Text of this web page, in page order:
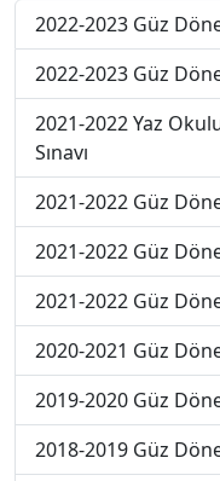
2022-2023 Güz
2022-2023 Güz
2021-2022 Yaz
Sınavı
2021-2022 Güz
2021-2022 Güz
2021-2022 Güz
2020-2021 Güz
2019-2020 Güz
2018-2019 Güz